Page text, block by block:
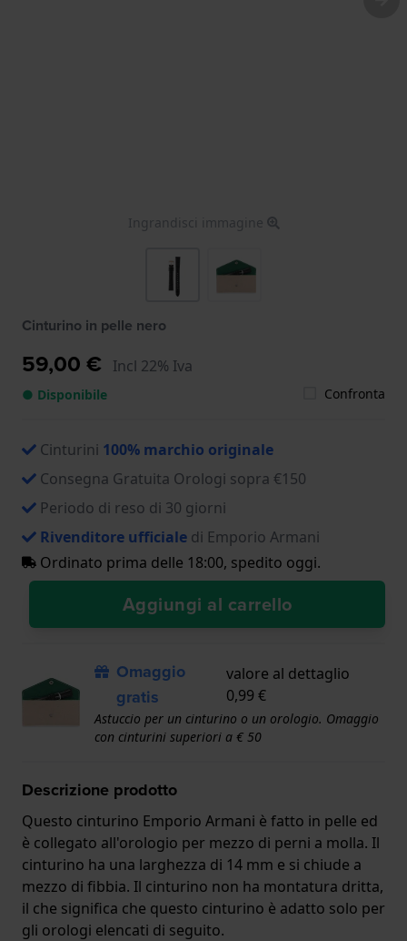
Ingrandisci immagine
Cinturino in pelle nero
59,00 € Incl 22% Iva
● Disponibile Confronta
Cinturini 100% marchio originale
Consegna Gratuita Orologi sopra €150
Periodo di reso di 30 giorni
Rivenditore ufficiale di Emporio Armani
Ordinato prima delle 18:00, spedito oggi.
Aggiungi al carrello
Omaggio
gratis
valore al dettaglio
0,99 €
Astuccio per un cinturino o un orologio. Omaggio
con cinturini superiori a € 50
Descrizione prodotto
Questo cinturino Emporio Armani è fatto in pelle ed
è collegato all'orologio per mezzo di perni a molla. Il
cinturino ha una larghezza di 14 mm e si chiude a
mezzo di fibbia. Il cinturino non ha montatura dritta,
il che significa che questo cinturino è adatto solo per
gli orologi elencati di seguito.